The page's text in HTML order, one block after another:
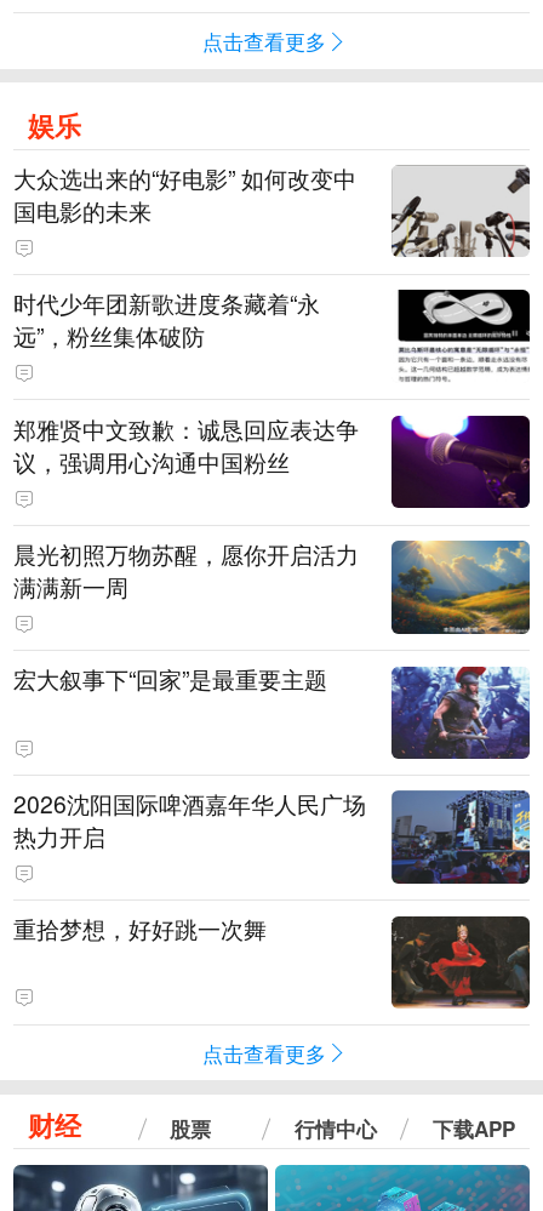
点击查看更多
娱乐
大众选出来的“好电影” 如何改变中
国电影的未来
时代少年团新歌进度条藏着“永
远”，粉丝集体破防
郑雅贤中文致歉：诚恳回应表达争
议，强调用心沟通中国粉丝
晨光初照万物苏醒，愿你开启活力
满满新一周
宏大叙事下“回家”是最重要主题
2026沈阳国际啤酒嘉年华人民广场
热力开启
重拾梦想，好好跳一次舞
点击查看更多
财经 股票 行情中心 下载APP